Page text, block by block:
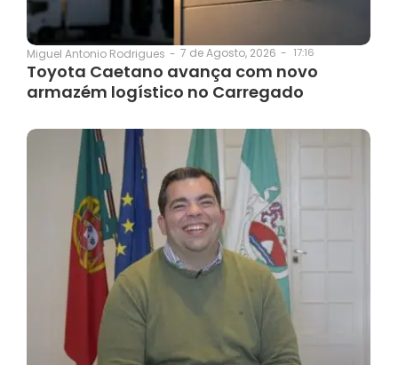
Miguel Antonio Rodrigues - 7 de Agosto, 2026 - 17:16
Toyota Caetano avança com novo
armazém logístico no Carregado